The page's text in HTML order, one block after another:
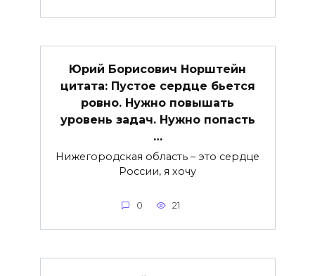
Юрий Борисович Норштейн
цитата: Пустое сердце бьется
ровно. Нужно повышать
уровень задач. Нужно попасть
…
Нижегородская область – это сердце
России, я хочу
0 21